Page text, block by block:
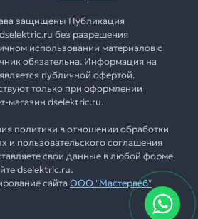
защищены Публикация
без разрешения
использовании материалов с
обязательна. Информация на
публичной офертой.
только при оформлении
магазин dselektric.ru.
политики в отношении обработки
и пользовательского соглашения
свои данные в любой форме
dselektric.ru.
сайта ООО "Мастервеб"